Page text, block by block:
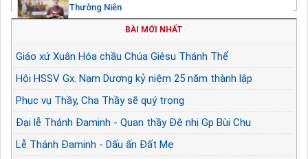
Thường Niên
BÀI MỚI NHẤT
Giáo xứ Xuân Hóa chầu Chúa Giêsu Thánh Thể
Hội HSSV Gx. Nam Dương kỷ niệm 25 năm thành lập
Phục vụ Thầy, Cha Thầy sẽ quý trọng
Đại lễ Thánh Đaminh - Quan thầy Đệ nhị Gp Bùi Chu
Lễ Thánh Đaminh - Dấu ấn Đất Mẹ